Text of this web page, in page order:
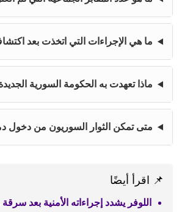
ما هي الإجراءات التي اتخذت بعد
ماذا تعهدت به الحكومة السورية
متى تمكن الثوار السوريون من دخول
📌 اقرأ أيضًا
اللوفر يشدد إجراءاته الأمنية بعد